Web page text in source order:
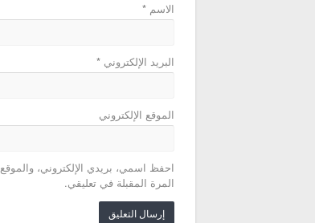
الاسم*
البريد الإلكتروني*
الموقع الإلكتروني
احفظ اسمي، بريدي الإلكتروني،
المرة المقبلة في تعليقي.